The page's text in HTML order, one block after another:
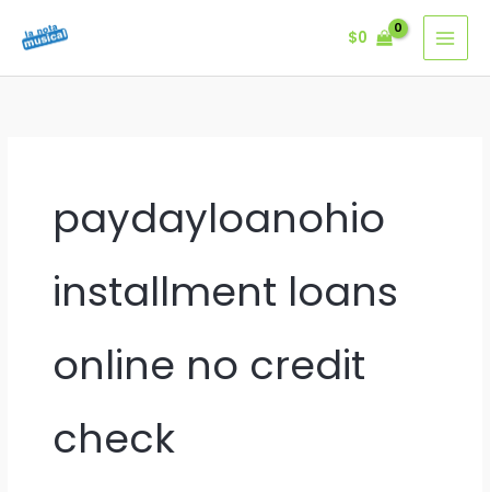
$0
paydayloanohio
installment loans
online no credit
check